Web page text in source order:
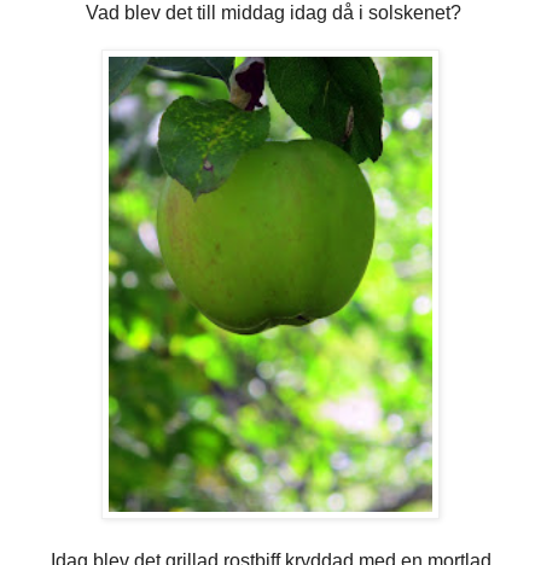
Vad blev det till middag idag då i solskenet?
Idag blev det grillad rostbiff kryddad med en mortlad